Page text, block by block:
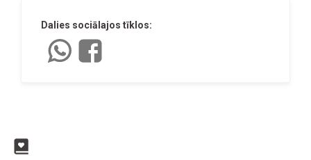
Dalies sociālajos tīklos: